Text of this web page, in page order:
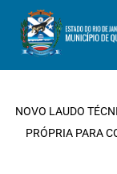
NOVO LAUDO
PRÓPRIA PARA